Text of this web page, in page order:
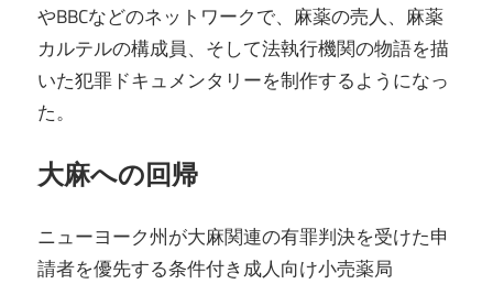
やBBCなどのネットワークで、麻薬の売人、麻薬
カルテルの構成員、そして法執行機関の物語を描
いた犯罪ドキュメンタリーを制作するようになっ
た。
大麻への回帰
ニューヨーク州が大麻関連の有罪判決を受けた申
請者を優先する条件付き成人向け小売薬局